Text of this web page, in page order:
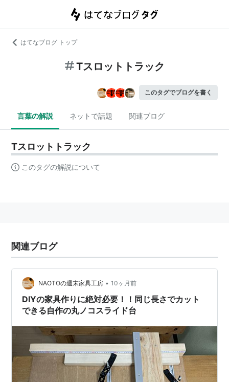
はてなブログ トップ
Tスロットトラック
このタグでブログを書く
言葉の解説 ネットで話題 関連ブログ
Tスロットトラック
このタグの解説について
関連ブログ
NAOTOの週末家具工房 • 10ヶ月前
DIYの家具作りに絶対必要！！同じ長さでカット
できる自作の丸ノコスライド台